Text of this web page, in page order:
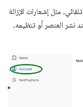
مثل إشعارات الإزالة
نشر العنصر أو تنظيمه،